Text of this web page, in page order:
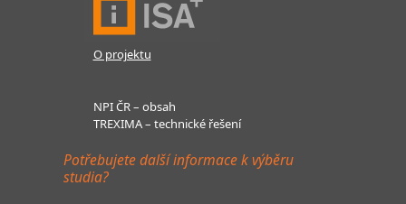
O projektu
NPI ČR – obsah
TREXIMA – technické řešení
Potřebujete další informace k výběru
studia?